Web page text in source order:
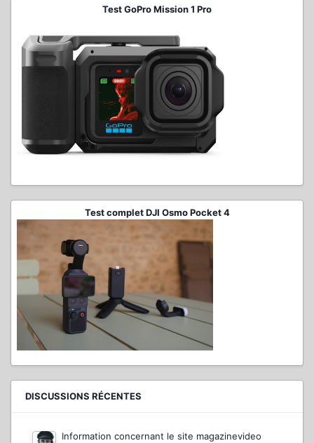
Test GoPro Mission 1 Pro
Test complet DJI Osmo Pocket 4
DISCUSSIONS RÉCENTES
Information concernant le site magazinevideo